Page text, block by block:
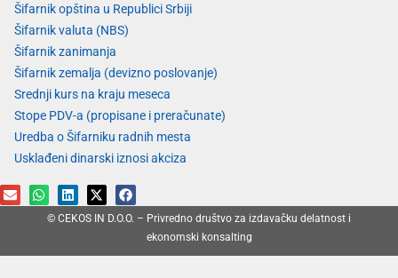
Šifarnik opština u Republici Srbiji
Šifarnik valuta (NBS)
Šifarnik zanimanja
Šifarnik zemalja (devizno poslovanje)
Srednji kurs na kraju meseca
Stope PDV-a (propisane i preračunate)
Uredba o Šifarniku radnih mesta
Usklađeni dinarski iznosi akciza
© CEKOS IN D.O.O. – Privredno društvo za izdavačku delatnost i
ekonomski konsalting